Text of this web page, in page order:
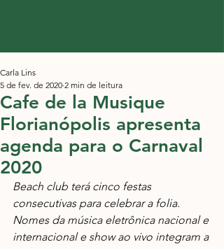
Cafe de la Musique
Florianópolis apresenta
agenda para o Carnaval
2020
Carla Lins
5 de fev. de 2020 2 min de leitura
Beach club terá cinco festas
consecutivas para celebrar a folia.
Nomes da música eletrônica nacional e
internacional e show ao vivo integram a